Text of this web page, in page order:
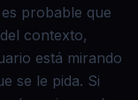
probable que
contexto,
está mirando
se le pida. Si